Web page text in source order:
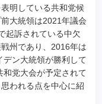
e
b
o
o
k
明している共和党候
大統領は2021年議会
起訴されている中欠
州であり、2016年は
デン大統領が勝利して
党大会が予定されて
われる点を中心に紹